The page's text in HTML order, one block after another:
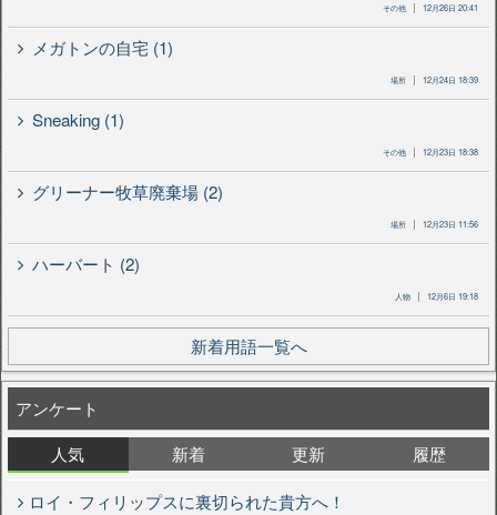
その他 12月26日 20:41
メガトンの自宅 (1)
場所 12月24日 18:39
Sneaking (1)
その他 12月23日 18:38
グリーナー牧草廃棄場 (2)
場所 12月23日 11:56
ハーバート (2)
人物 12月6日 19:18
新着用語一覧へ
アンケート
人気
新着 更新 履歴
ロイ・フィリップスに裏切られた貴方へ！